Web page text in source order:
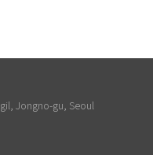
Jongno-gu, Seoul